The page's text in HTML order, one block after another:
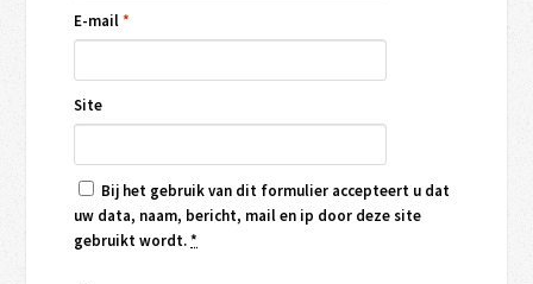
E-mail*
Site
Bij het gebruik van dit formulier accepteert u dat
uw data, naam, bericht, mail en ip door deze site
gebruikt wordt.*